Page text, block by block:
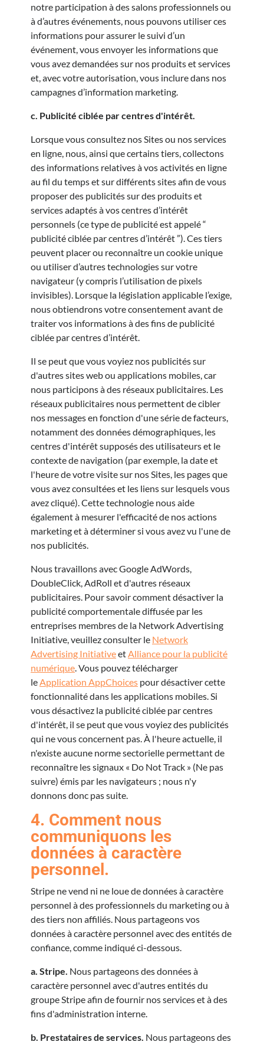
notre participation à des salons professionnels ou
à d’autres événements, nous pouvons utiliser ces
informations pour assurer le suivi d’un
événement, vous envoyer les informations que
vous avez demandées sur nos produits et services
et, avec votre autorisation, vous inclure dans nos
campagnes d’information marketing.
c. Publicité ciblée par centres d'intérêt.
Lorsque vous consultez nos Sites ou nos services
en ligne, nous, ainsi que certains tiers, collectons
des informations relatives à vos activités en ligne
au fil du temps et sur différents sites afin de vous
proposer des publicités sur des produits et
services adaptés à vos centres d’intérêt
personnels (ce type de publicité est appelé “
publicité ciblée par centres d’intérêt ”). Ces tiers
peuvent placer ou reconnaître un cookie unique
ou utiliser d’autres technologies sur votre
navigateur (y compris l’utilisation de pixels
invisibles). Lorsque la législation applicable l’exige,
nous obtiendrons votre consentement avant de
traiter vos informations à des fins de publicité
ciblée par centres d’intérêt.
Il se peut que vous voyiez nos publicités sur
d'autres sites web ou applications mobiles, car
nous participons à des réseaux publicitaires. Les
réseaux publicitaires nous permettent de cibler
nos messages en fonction d'une série de facteurs,
notamment des données démographiques, les
centres d'intérêt supposés des utilisateurs et le
contexte de navigation (par exemple, la date et
l'heure de votre visite sur nos Sites, les pages que
vous avez consultées et les liens sur lesquels vous
avez cliqué). Cette technologie nous aide
également à mesurer l'efficacité de nos actions
marketing et à déterminer si vous avez vu l'une de
nos publicités.
Nous travaillons avec Google AdWords,
DoubleClick, AdRoll et d'autres réseaux
publicitaires. Pour savoir comment désactiver la
publicité comportementale diffusée par les
entreprises membres de la Network Advertising
Initiative, veuillez consulter le Network
Advertising InitiativeetAlliance pour la publicité
numérique. Vous pouvez télécharger
leApplication AppChoices pour désactiver cette
fonctionnalité dans les applications mobiles. Si
vous désactivez la publicité ciblée par centres
d'intérêt, il se peut que vous voyiez des publicités
qui ne vous concernent pas. À l'heure actuelle, il
n'existe aucune norme sectorielle permettant de
reconnaître les signaux « Do Not Track » (Ne pas
suivre) émis par les navigateurs ; nous n'y
donnons donc pas suite.
4. Comment nous
communiquons les
données à caractère
personnel.
Stripe ne vend ni ne loue de données à caractère
personnel à des professionnels du marketing ou à
des tiers non affiliés. Nous partageons vos
données à caractère personnel avec des entités de
confiance, comme indiqué ci-dessous.
a. Stripe. Nous partageons des données à
caractère personnel avec d'autres entités du
groupe Stripe afin de fournir nos services et à des
fins d'administration interne.
b. Prestataires de services. Nous partageons des